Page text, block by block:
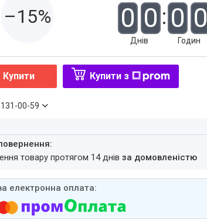
–15% 0 0
Днів
0 0
Годин
Купити Купити з
00-59
товару протягом 14 днів за домовленістю